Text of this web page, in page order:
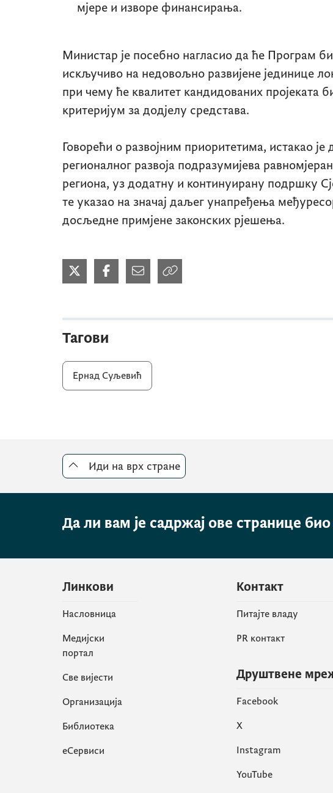
мјере и изворе финансирања.
Министар је посебно нагласио да ће Програм
искључиво на недовољно развијене јединице
при чему ће квалитет кандидованих пројеката
критеријум за додјелу средстава.
Говорећи о развојним приоритетима, истакао је
регионалног развоја подразумијева
региона, уз додатну и континуирану подршку
те указао на значај даљег унапређења
досљедне примјене законских рјешења.
Тагови
Ернад Суљевић
Иди на врх стране
Да ли вам је садржај ове странице
Линкови
Насловница
Медијски
портал
Све вијести
Организација
Библиотека
еСервиси
Контакт
Питајте владу
PR контакт
Друштвене
Facebook
X
Instagram
YouTube